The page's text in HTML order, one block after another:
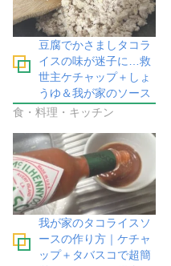
豆腐でかさましタコラ
イスの味が迷子に…救
世主ケチャップ＋しょ
うゆ＆我が家のソース
食・料理・キッチン
我が家のタコライスソ
ースの作り方｜ケチャ
ップ＋タバスコで超簡